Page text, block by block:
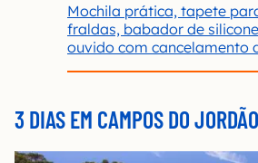
Mochila prática, tapete
fraldas, babador de
ouvido com cancelamento
3 DIAS EM CAMPOS DO